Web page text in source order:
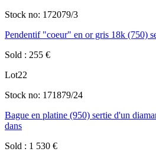
Stock no: 172079/3
Pendentif "coeur" en or gris 18k (750)
Sold : 255 €
Lot22
Stock no: 171879/24
Bague en platine (950) sertie d'un
dans
Sold : 1 530 €